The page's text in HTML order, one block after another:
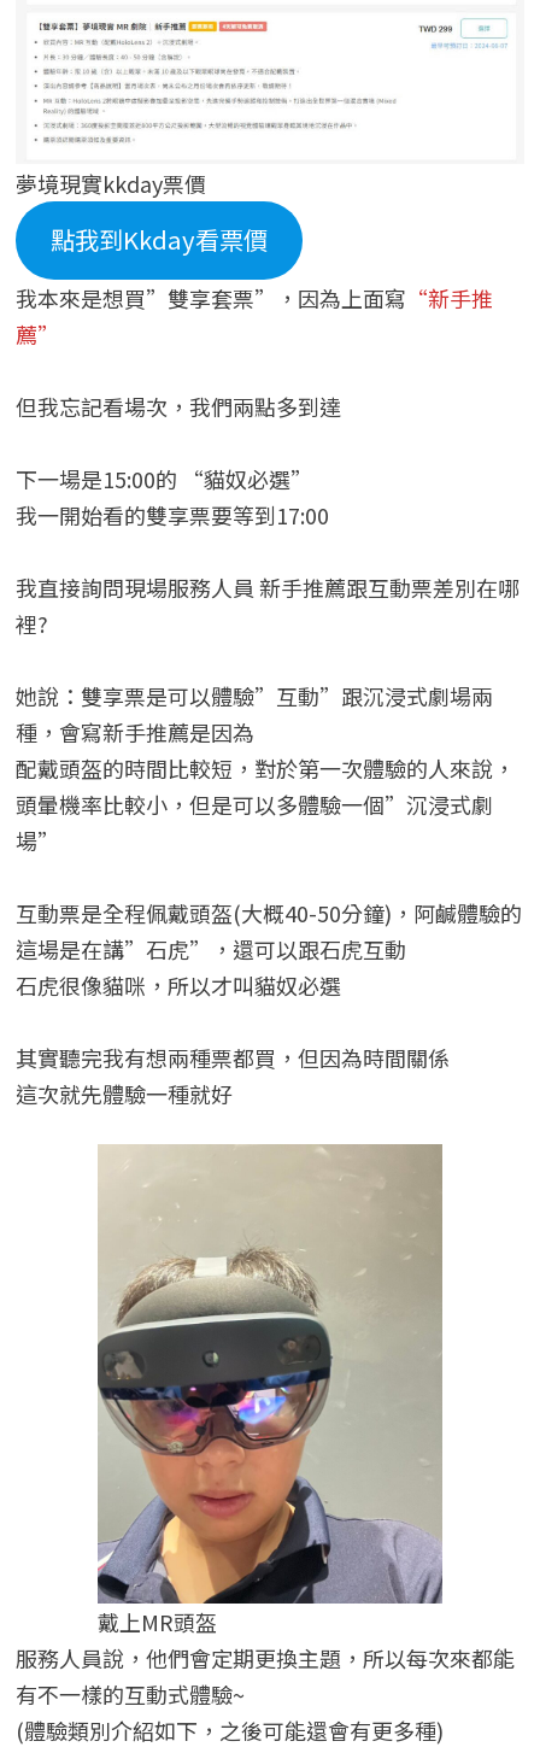
夢境現實kkday票價
點我到Kkday看票價
我本來是想買”雙享套票”，因為上面寫 “新手推
薦”
但我忘記看場次，我們兩點多到達
下一場是15:00的 “貓奴必選”
我一開始看的雙享票要等到17:00
我直接詢問現場服務人員 新手推薦跟互動票差別在哪
裡?
她說：雙享票是可以體驗”互動”跟沉浸式劇場兩
種，會寫新手推薦是因為
配戴頭盔的時間比較短，對於第一次體驗的人來說，
頭暈機率比較小，但是可以多體驗一個”沉浸式劇
場”
互動票是全程佩戴頭盔(大概40-50分鐘)，阿鹹體驗的
這場是在講”石虎”，還可以跟石虎互動
石虎很像貓咪，所以才叫貓奴必選
其實聽完我有想兩種票都買，但因為時間關係
這次就先體驗一種就好
戴上MR頭盔
服務人員說，他們會定期更換主題，所以每次來都能
有不一樣的互動式體驗~
(體驗類別介紹如下，之後可能還會有更多種)